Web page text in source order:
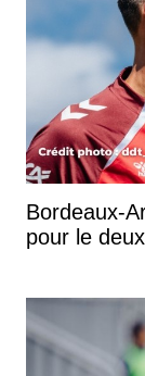
Bordeaux-
pour le